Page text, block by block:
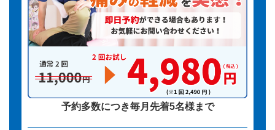
予約多数につき毎月先着5名様まで